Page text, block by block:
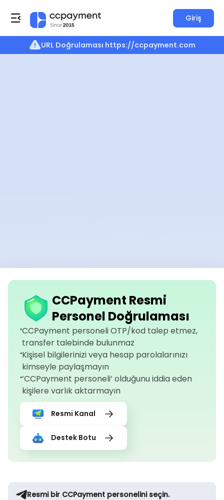
Giriş
URL Doğrulaması https://ccpayment.com
CCPayment Resmi
Personel Doğrulaması
CCPayment personeli OTP/kod talep etmez,
transfer talebinde bulunmaz
Kişisel bilgilerinizi veya hesap parolalarınızı
kimseyle paylaşmayın
‘CCPayment personeli’ olduğunu iddia eden
kişilere varlık aktarmayın
Resmi Kanal
Destek Botu
Resmi bir CCPayment personelini seçin.